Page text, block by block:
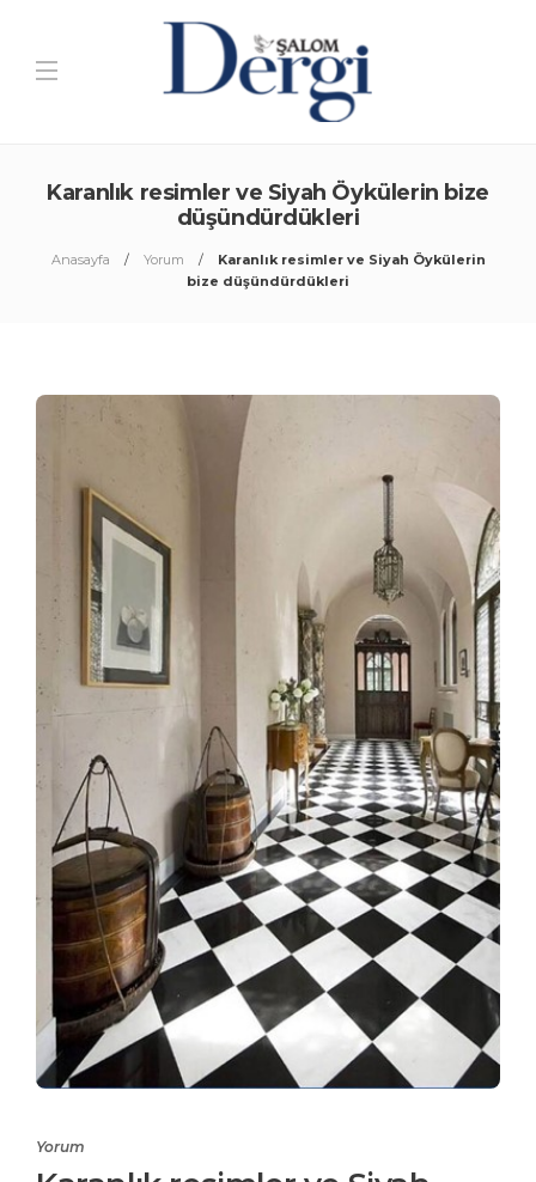
Karanlık resimler ve Siyah Öykülerin bize
düşündürdükleri
Anasayfa Yorum
Karanlık resimler ve Siyah Öykülerin
bize düşündürdükleri
Yorum